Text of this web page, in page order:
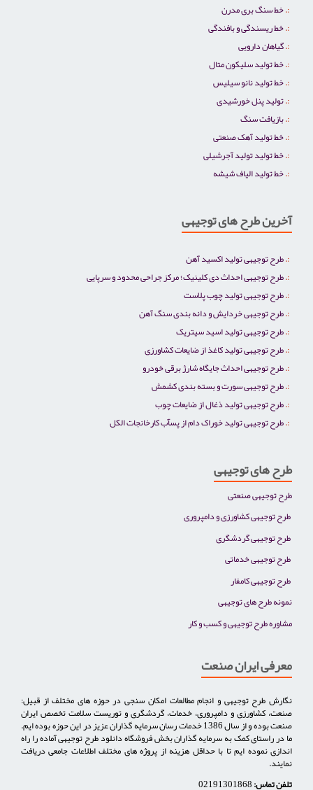
خط سنگ بری مدرن
خط ریسندگی و بافندگی
گیاهان دارویی
خط تولید سلیکون متال
خط تولید نانو سیلیس
تولید پنل خورشیدی
بازیافت سنگ
خط تولید آهک صنعتی
خط تولید تولید آجرشیلی
خط تولید الیاف شیشه
آخرین طرح های توجیهی
طرح توجیهی تولید اکسید آهن
طرح توجیهی احداث دی کلینیک؛ مرکز جراحی محدود و سرپایی
طرح توجیهی تولید چوب پلاست
طرح توجیهی خردایش و دانه بندی سنگ آهن
طرح توجیهی تولید اسید سیتریک
طرح توجیهی تولید کاغذ از ضایعات کشاورزی
طرح توجیهی احداث جایگاه شارژ برقی خودرو
طرح توجیهی سورت و بسته بندی کشمش
طرح توجیهی تولید ذغال از ضایعات چوب
طرح توجیهی تولید خوراک دام از پسآب کارخانجات الکل
طرح های توجیهی
طرح توجیهی صنعتی
طرح توجیهی کشاورزی و دامپروری
طرح توجیهی گردشگری
طرح توجیهی خدماتی
طرح توجیهی کامفار
نمونه طرح های توجیهی
مشاوره طرح توجیهی و کسب و کار
معرفی ایران صنعت
نگارش طرح توجیهی و انجام مطالعات امکان سنجی در حوزه های مختلف از قبیل:
صنعت، کشاورزی و دامپروری، خدمات، گردشگری و توریست سلامت تخصص ایران
صنعت بوده و از سال 1386 خدمات رسان سرمایه گذاران عزیز در این حوزه بوده ایم.
ما در راستای کمک به سرمایه گذاران بخش فروشگاه دانلود طرح توجیهی آماده را راه
اندازی نموده ایم تا با حداقل هزینه از پروژه های مختلف اطلاعات جامعی دریافت
نمایند.
تلفن تماس: